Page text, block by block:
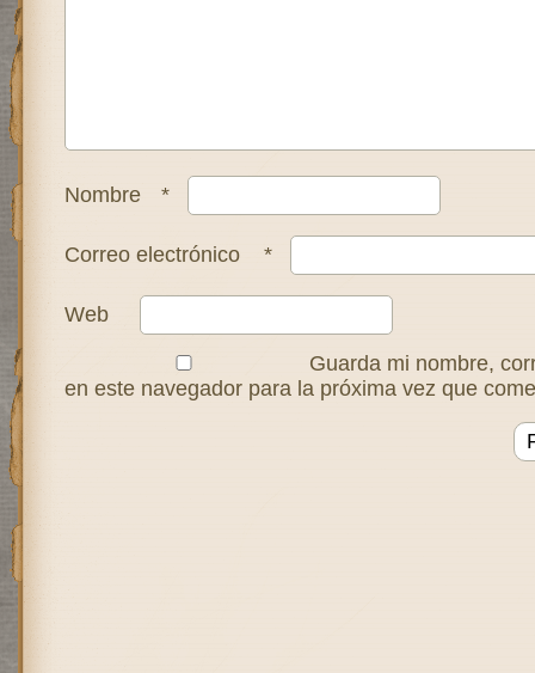
Nombre *
Correo electrónico *
Web
Guarda mi nombre,
en este navegador para la próxima vez que